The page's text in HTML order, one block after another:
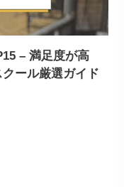
– 満足度が高
ール厳選ガイド